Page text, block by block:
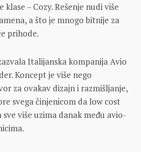
– Cozy. Rešenje nudi više
a što je mnogo bitnije za
prihode.
Italijanska kompanija Avio
Koncept je više nego
za ovakav dizajn i razmišljanje,
svega činjenicom da low cost
više uzima danak među avio-